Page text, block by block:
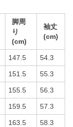
脚周
り
(cm)
袖丈
(cm)
147.5 54.3
151.5 55.3
155.5 56.3
159.5 57.3
163.5 58.3